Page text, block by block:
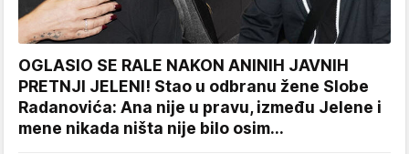
OGLASIO SE RALE NAKON ANINIH JAVNIH
PRETNJI JELENI! Stao u odbranu žene Slobe
Radanovića: Ana nije u pravu, između Jelene i
mene nikada ništa nije bilo osim...